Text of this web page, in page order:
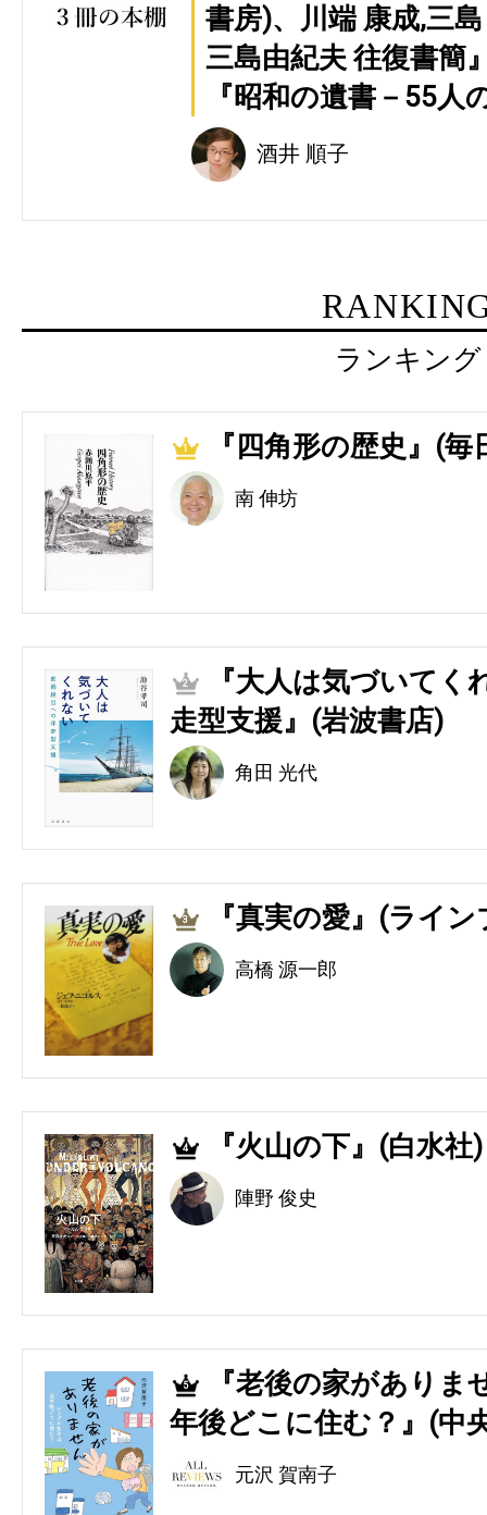
書房)、川端 康成,三
三島由紀夫 往復書簡
『昭和の遺書－55人
酒井 順子
ランキング
1 『四角形の歴史』(毎
南 伸坊
2
『大人は気づいてく
走型支援』(岩波書店)
角田 光代
3 『真実の愛』(ライ
高橋 源一郎
4 『火山の下』(白水社)
陣野 俊史
5
『老後の家があり
年後どこに住む？』(中
元沢 賀南子